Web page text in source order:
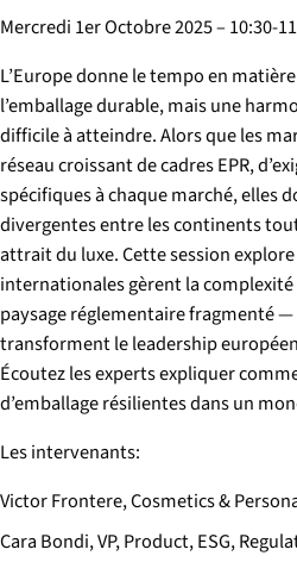
Mercredi 1er Octobre 2025 – 10:30-
L’Europe donne le tempo en
l’emballage durable, mais une
difficile à atteindre. Alors que les
réseau croissant de cadres EPR,
spécifiques à chaque marché, elles
divergentes entre les continents
attrait du luxe. Cette session
internationales gèrent la
paysage réglementaire fragmenté
transforment le leadership
Écoutez les experts expliquer
d’emballage résilientes dans un
Les intervenants:
Victor Frontere, Cosmetics &
Cara Bondi, VP, Product, ESG,